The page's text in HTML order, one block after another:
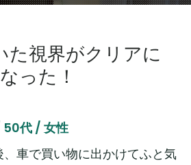
た視界がクリアに
なった！
50代 / 女性
、車で買い物に出かけてふと気